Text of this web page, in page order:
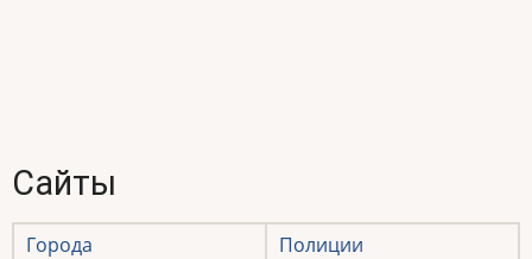
Сайты
Города Полиции